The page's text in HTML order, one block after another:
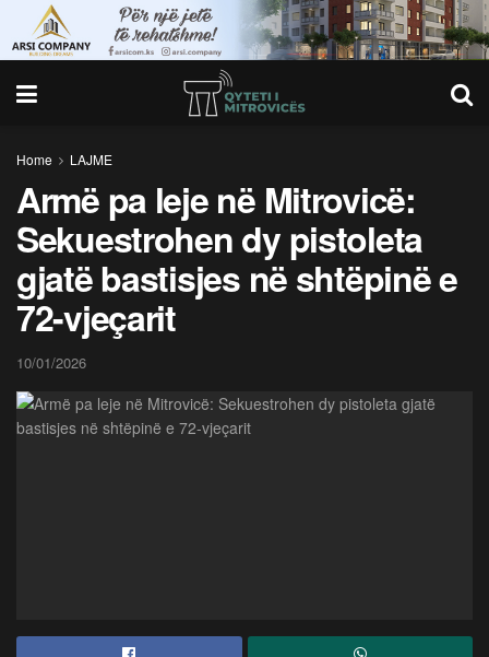
Home LAJME
Armë pa leje në Mitrovicë:
Sekuestrohen dy pistoleta
gjatë bastisjes në shtëpinë e
72-vjeçarit
10/01/2026